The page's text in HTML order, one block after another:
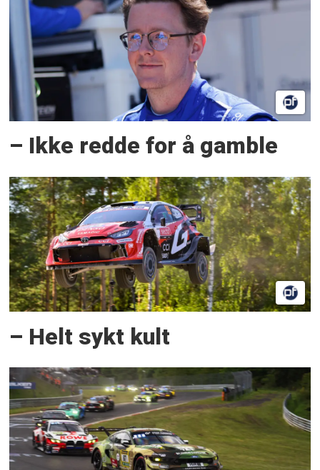
– Ikke redde for å gamble
– Helt sykt kult